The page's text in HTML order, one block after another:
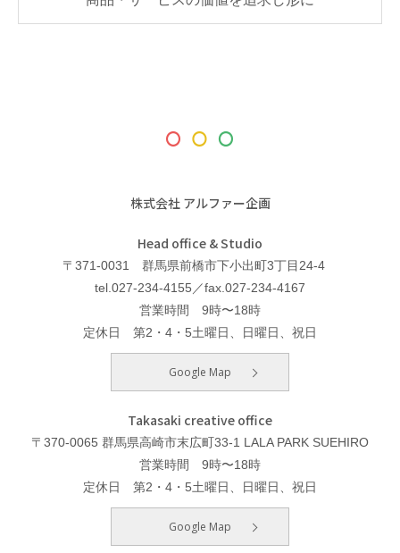
株式会社 アルファー企画
Head office & Studio
〒371-0031 群馬県前橋市下小出町3丁目24-4
tel.027-234-4155／fax.027-234-4167
営業時間 9時〜18時
定休日 第2・4・5土曜日、日曜日、祝日
Google Map
Takasaki creative office
〒370-0065 群馬県高崎市末広町33-1 LALA PARK SUEHIRO
営業時間 9時〜18時
定休日 第2・4・5土曜日、日曜日、祝日
Google Map